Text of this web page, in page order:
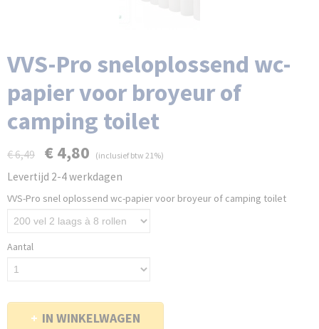
VVS-Pro sneloplossend wc-
papier voor broyeur of
camping toilet
€ 6,49 € 4,80 (inclusief btw 21%)
Levertijd 2-4 werkdagen
VVS-Pro snel oplossend wc-papier voor broyeur of camping toilet
Aantal
IN WINKELWAGEN